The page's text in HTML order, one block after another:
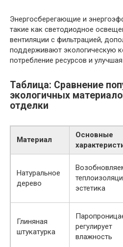
Энергосберегающие и
такие как светодиодное
вентиляции с фильтрацией,
поддерживают экологическую
потребление ресурсов и
Таблица: Сравнение
экологичных
отделки
Материал
Основные
Натуральное
дерево
эстетика
Глиняная
штукатурка
регулирует
влажность